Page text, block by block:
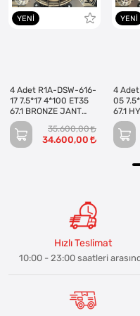
YENI
4 Adet R1A-DSW-616-
17 7.5*17 4*100 ET35
67.1 BRONZE JANT
(Takım)
35.600,00
34.600,00
YENI
4 Adet
05
67.1 HYPER BLACK
JANT
Hızlı Teslimat
10:00 - 23:00 saatleri